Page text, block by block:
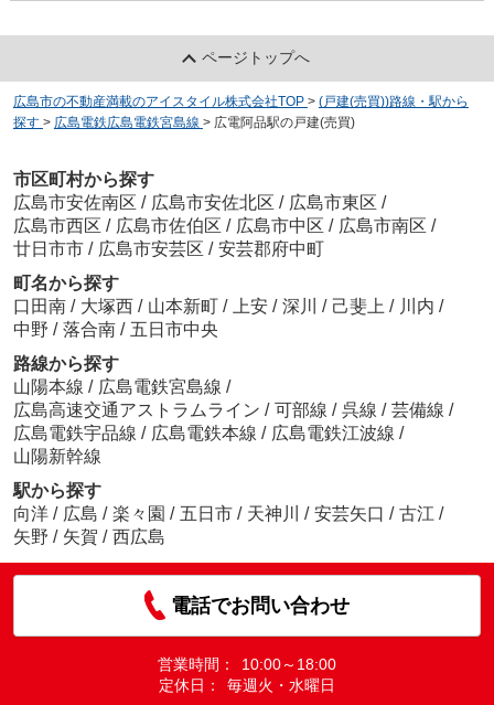
ページトップへ
広島市の不動産満載のアイスタイル株式会社TOP > (戸建(売買))路線・駅から
探す > 広島電鉄広島電鉄宮島線 > 広電阿品駅の戸建(売買)
市区町村から探す
広島市安佐南区 / 広島市安佐北区 / 広島市東区 /
広島市西区 / 広島市佐伯区 / 広島市中区 / 広島市南区 /
廿日市市 / 広島市安芸区 / 安芸郡府中町
町名から探す
口田南 / 大塚西 / 山本新町 / 上安 / 深川 / 己斐上 / 川内 /
中野 / 落合南 / 五日市中央
路線から探す
山陽本線 / 広島電鉄宮島線 /
広島高速交通アストラムライン / 可部線 / 呉線 / 芸備線 /
広島電鉄宇品線 / 広島電鉄本線 / 広島電鉄江波線 /
山陽新幹線
駅から探す
向洋 / 広島 / 楽々園 / 五日市 / 天神川 / 安芸矢口 / 古江 /
矢野 / 矢賀 / 西広島
電話でお問い合わせ
営業時間：
10:00～18:00
定休日：
毎週火・水曜日